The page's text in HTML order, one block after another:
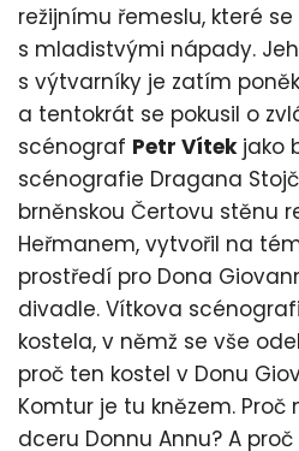
režijnímu řemeslu, které
s mladistvými nápady.
s výtvarníky je zatím
a tentokrát se pokusil o
scénograf Petr Vítekjako
scénografie Dragana
brněnskou Čertovu stěnu
Heřmanem, vytvořil na
prostředí pro Dona
divadle. Vítkova
kostela, v němž se vše
proč ten kostel v Donu
Komtur je tu knězem.
dceru Donnu Annu? A